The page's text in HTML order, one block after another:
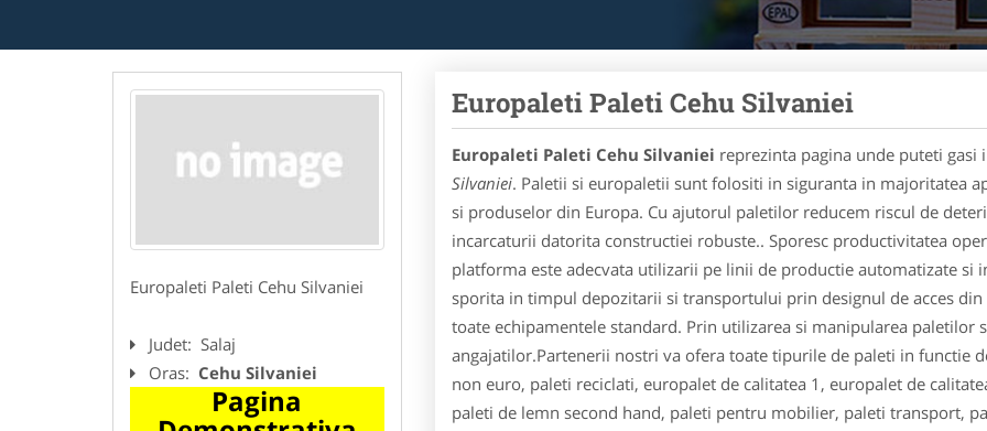
Europaleti Paleti Cehu Silvaniei
Judet: Salaj
Oras: Cehu Silvaniei
Pagina
Europaleti Paleti Cehu Silvaniei
Europaleti Paleti Cehu Silvaniei reprezinta pagina unde puteti
Silvaniei. Paletii si europaletii sunt folositi in siguranta in majoritatea
si produselor din Europa. Cu ajutorul paletilor reducem riscul de
incarcaturii datorita constructiei robuste.. Sporesc productivitatea
platforma este adecvata utilizarii pe linii de productie automatizate si
sporita in timpul depozitarii si transportului prin designul de acces
toate echipamentele standard. Prin utilizarea si manipularea paletilor
angajatilor.Partenerii nostri va ofera toate tipurile de paleti in functie
non euro, paleti reciclati, europalet de calitatea 1, europalet de
paleti de lemn second hand, paleti pentru mobilier, paleti transport,